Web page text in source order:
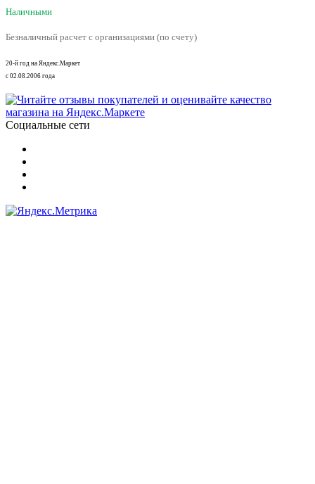
Наличными
Безналичный расчет с организациями (по счету)
20-й год на Яндекс.Маркет
с 02.08.2006 года
Социальные сети